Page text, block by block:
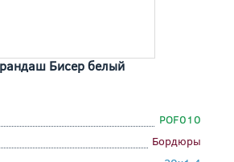
Бисер белый
POF010
Бордюры